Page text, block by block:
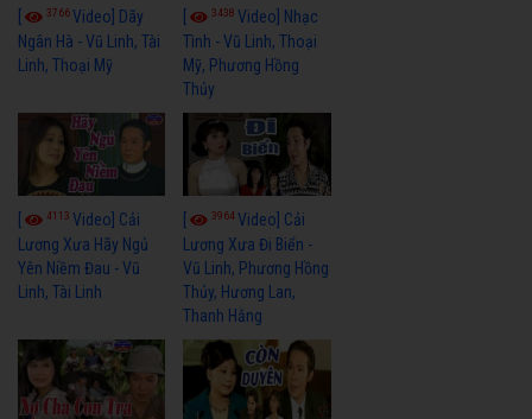
3766Video] Dãy
Ngân Hà - Vũ Linh, Tài
Linh, Thoại Mỹ
3438Video] Nhạc
Tình - Vũ Linh, Thoại
Mỹ, Phương Hồng
Thủy
4113 Video] Cải
Lương Xưa Hãy Ngủ
Yên Niềm Đau - Vũ
Linh, Tài Linh
3964Video] Cải
Lương Xưa Đi Biển -
Vũ Linh, Phương Hồng
Thủy, Hương Lan,
Thanh Hằng